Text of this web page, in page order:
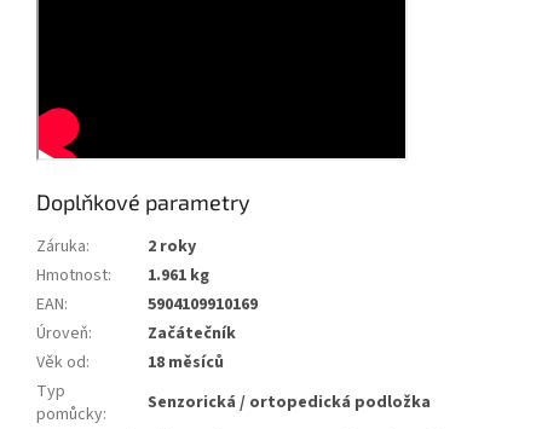
Doplňkové parametry
Záruka:
2 roky
Hmotnost:
1.961 kg
EAN:
5904109910169
Úroveň:
Začátečník
Věk od:
18 měsíců
Typ
pomůcky:
Senzorická / ortopedická podložka